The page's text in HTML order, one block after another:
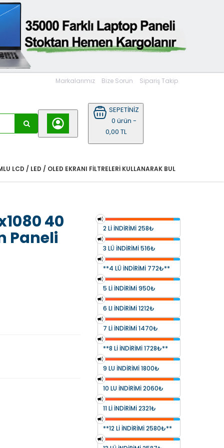
Markalarımız Bize Sorun Sipariş Takip
SEPETİNİZ
0 ürün -
0,00 TL
LCD / LED / OLED EKRANI FILTRELERI KULLANARAK BUL
40
Paneli 2 LI INDIRIMI 258₺
3 LÜ INDIRIMI 516₺
**4 LÜ INDIRIMI 772₺**
5 LI INDIRIMI 950₺
6 LI INDIRIMI 1212₺
7 LI INDIRIMI 1470₺
**8 LI INDIRIMI 1728₺**
9 LU INDIRIMI 1800₺
10 LU INDIRIMI 2060₺
11 LI INDIRIMI 2321₺
**12 LI INDIRIMI 2580₺**